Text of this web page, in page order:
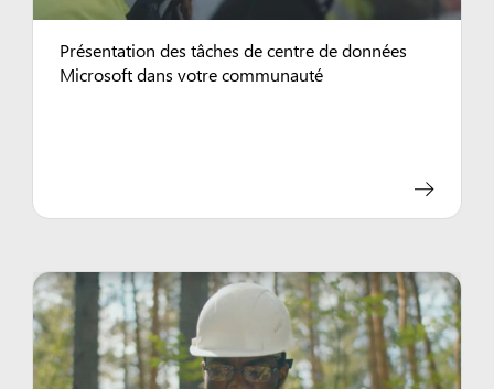
Présentation des tâches de centre de données
Microsoft dans votre communauté